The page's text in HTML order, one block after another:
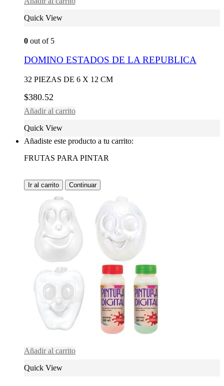
Quick View
0 out of 5
DOMINO ESTADOS DE LA REPUBLICA
32 PIEZAS DE 6 X 12 CM
$380.52
Añadir al carrito
Quick View
Añadiste este producto a tu carrito:
FRUTAS PARA PINTAR
Ir al carrito Continuar
Añadir al carrito
Quick View